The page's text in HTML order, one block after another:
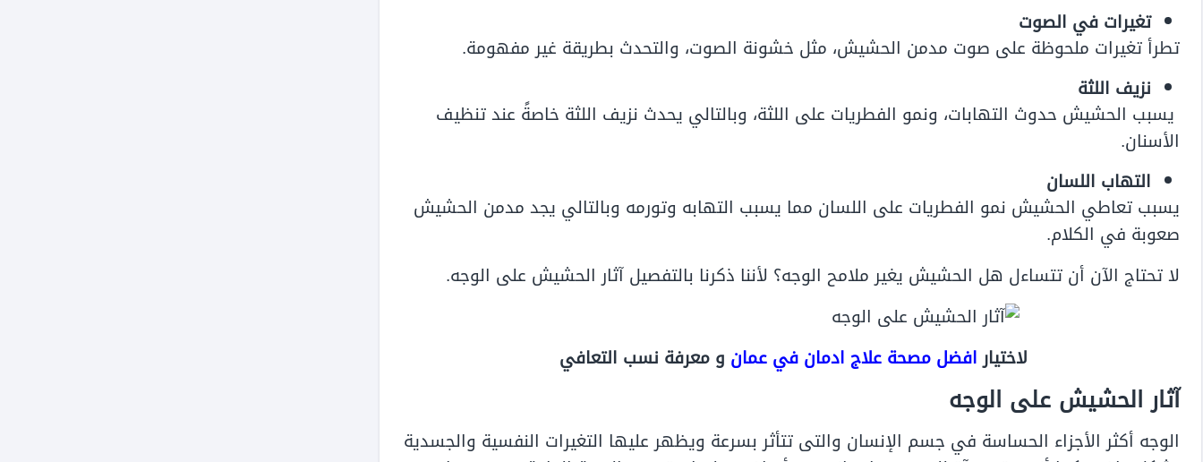
تغيرات في الصوت
تطرأ تغيرات ملحوظة على صوت مدمن الحشيش، مثل خشونة الصوت، والتحدث بطريقة غير مفهومة.
نزيف اللثة
يسبب الحشيش حدوث التهابات، ونمو الفطريات على اللثة، وبالتالي يحدث نزيف اللثة خاصةً عند تنظيف
الأسنان.
التهاب اللسان
يسبب تعاطي الحشيش نمو الفطريات على اللسان مما يسبب التهابه وتورمه وبالتالي يجد مدمن الحشيش
صعوبة في الكلام.
لا تحتاج الآن أن تتساءل هل الحشيش يغير ملامح الوجه؟ لأننا ذكرنا بالتفصيل آثار الحشيش على الوجه.
لاختيارافضل مصحة علاج ادمان في عمان و معرفة نسب التعافي
آثار الحشيش على الوجه
الوجه أكثر الأجزاء الحساسة في جسم الإنسان والتى تتأثر بسرعة ويظهر عليها التغيرات النفسية والجسدية